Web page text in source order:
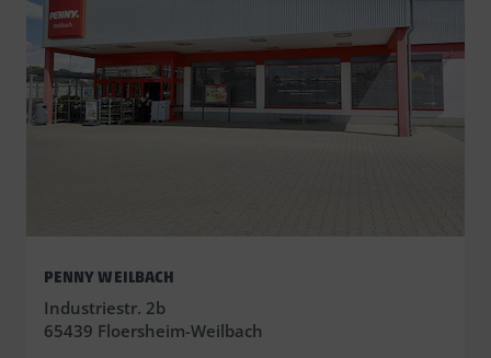
PENNY WEILBACH
Industriestr. 2b
65439 Floersheim-Weilbach